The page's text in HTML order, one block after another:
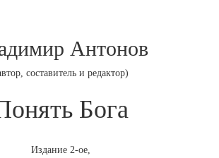
Антонов
составитель и редактор)
Бога
Издание 2-ое,